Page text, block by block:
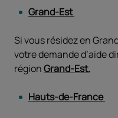
Grand-Est
Si vous résidez en
votre demande d’aide
régionGrand-Est.
Hauts-de-France